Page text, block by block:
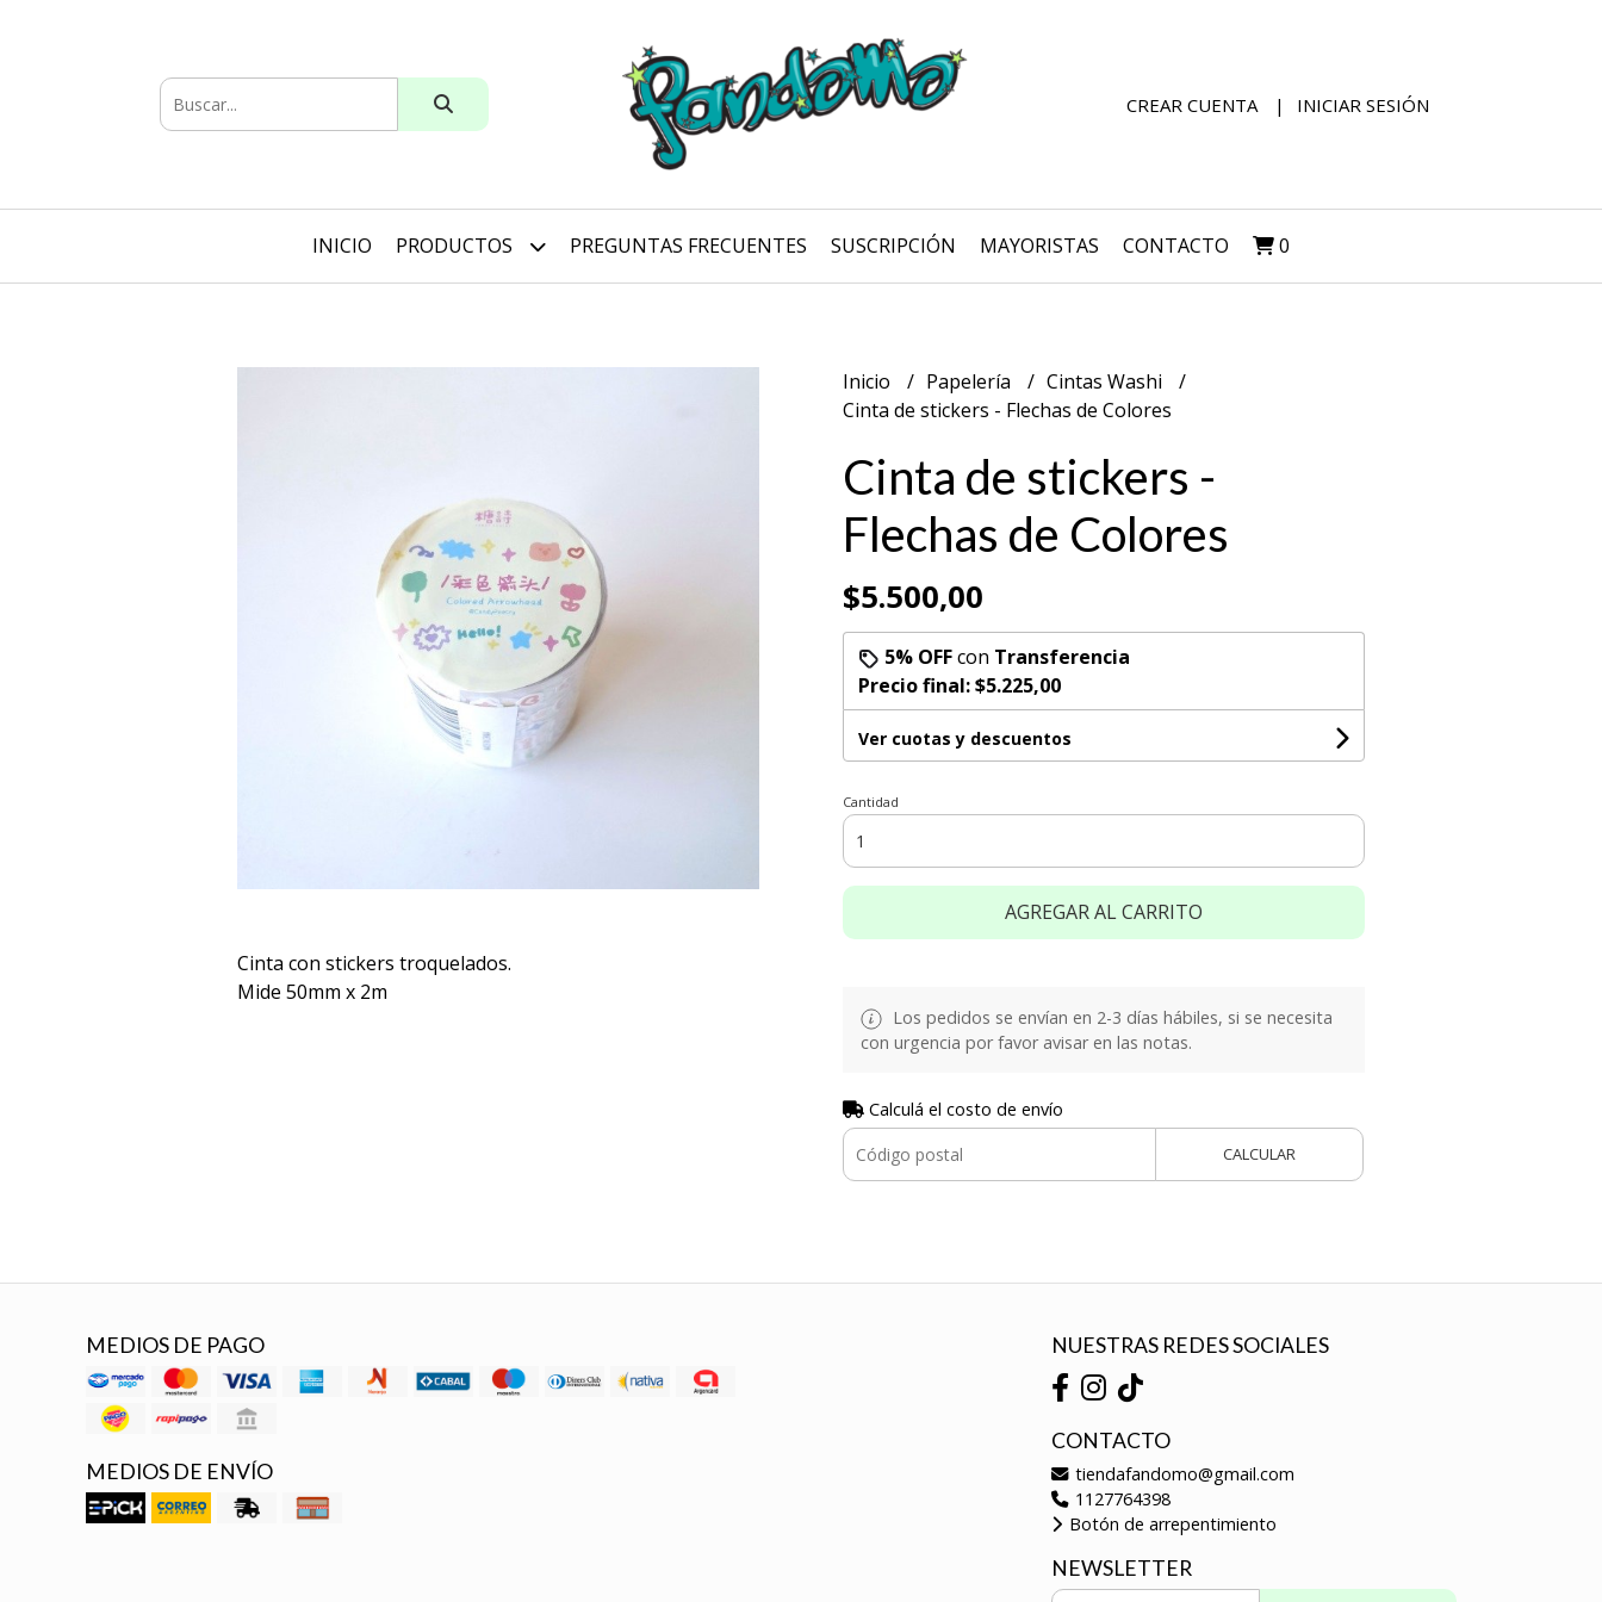
CREAR CUENTA INICIAR SESIÓN
INICIO PRODUCTOS PREGUNTAS FRECUENTES SUSCRIPCIÓN MAYORISTAS CONTACTO 0
Cinta con stickers troquelados.
Mide 50mm x 2m
Inicio Papelería
Cintas Washi
Cinta de stickers - Flechas de Colores
Cinta de stickers -
Flechas de Colores
$5.500,00
5% OFFcon Transferencia
Precio final:$5.225,00
Ver cuotas y descuentos
Cantidad
AGREGAR AL CARRITO
Los pedidos se envían en 2-3 días hábiles, si se necesita
con urgencia por favor avisar en las notas.
Calculá el costo de envío
CALCULAR
MEDIOS DE PAGO
MEDIOS DE ENVÍO
NUESTRAS REDES SOCIALES
CONTACTO
tiendafandomo@gmail.com
1127764398
Botón de arrepentimiento
NEWSLETTER